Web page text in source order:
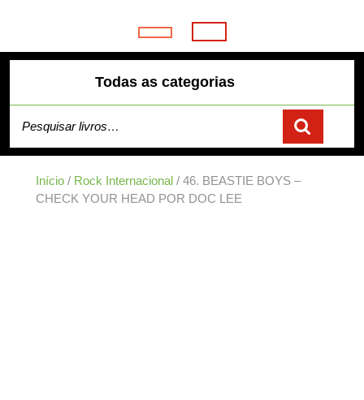
Open
Button
Todas as categorias
Início / Rock Internacional / 46. BEASTIE BOYS –
CHECK YOUR HEAD POR DOC LEE